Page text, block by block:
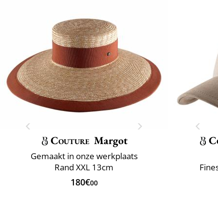
Couture Margot
Gemaakt in onze werkplaats
Rand XXL 13cm
180€00